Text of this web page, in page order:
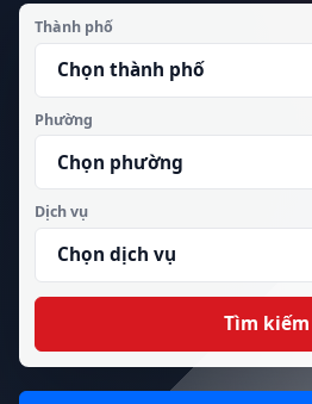
Thành phố
Phường
Dịch vụ
Tìm kiếm